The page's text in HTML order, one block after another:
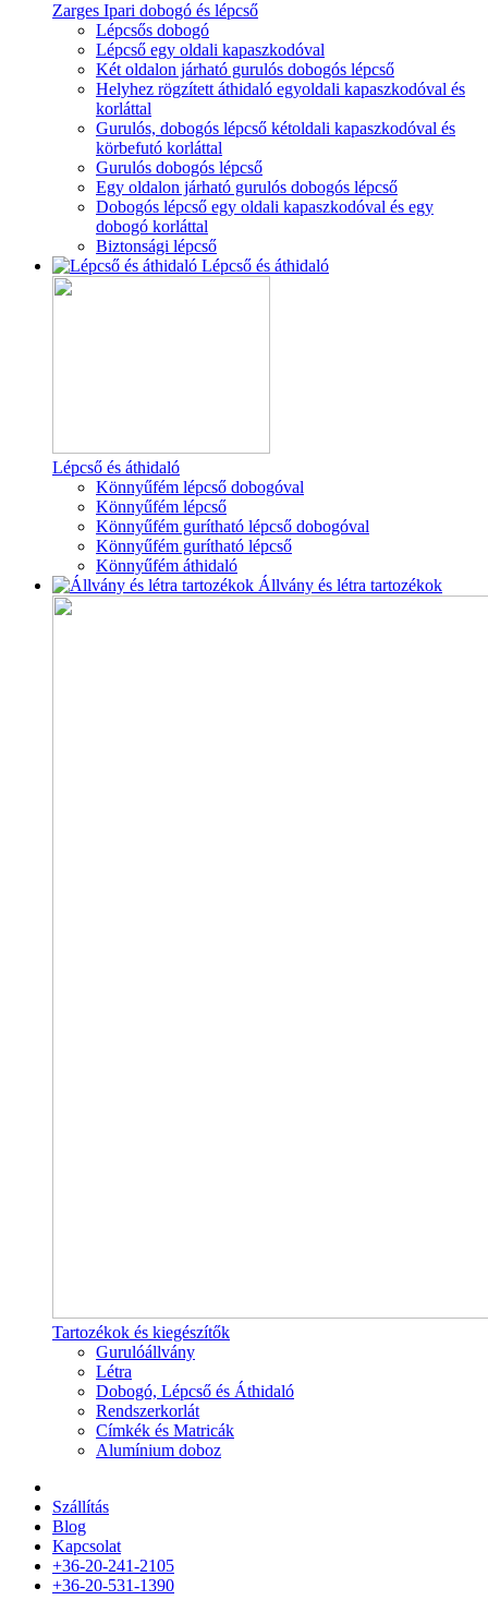
Zarges Ipari dobogó és lépcső
Lépcsős dobogó
Lépcső egy oldali kapaszkodóval
Két oldalon járható gurulós dobogós lépcső
Helyhez rögzített áthidaló egyoldali kapaszkodóval és
korláttal
Gurulós, dobogós lépcső kétoldali kapaszkodóval és
körbefutó korláttal
Gurulós dobogós lépcső
Egy oldalon járható gurulós dobogós lépcső
Dobogós lépcső egy oldali kapaszkodóval és egy
dobogó korláttal
Biztonsági lépcső
Lépcső és áthidaló
Lépcső és áthidaló
Könnyűfém lépcső dobogóval
Könnyűfém lépcső
Könnyűfém gurítható lépcső dobogóval
Könnyűfém gurítható lépcső
Könnyűfém áthidaló
Állvány és létra tartozékok
Tartozékok és kiegészítők
Gurulóállvány
Létra
Dobogó, Lépcső és Áthidaló
Rendszerkorlát
Címkék és Matricák
Alumínium doboz
Szállítás
Blog
Kapcsolat
+36-20-241-2105
+36-20-531-1390